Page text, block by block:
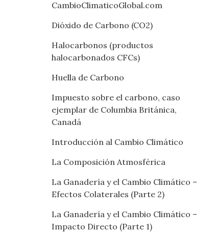
CambioClimaticoGlobal.com
Dióxido de Carbono (CO2)
Halocarbonos (productos
halocarbonados CFCs)
Huella de Carbono
Impuesto sobre el carbono, caso
ejemplar de Columbia Británica,
Canadá
Introducción al Cambio Climático
La Composición Atmosférica
La Ganadería y el Cambio Climático –
Efectos Colaterales (Parte 2)
La Ganadería y el Cambio Climático –
Impacto Directo (Parte 1)